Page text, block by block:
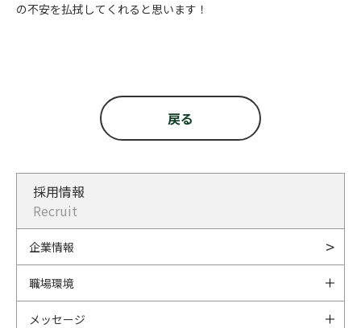
の不安を払拭してくれると思います！
戻る
採用情報
Recruit
企業情報
職場環境
メッセージ